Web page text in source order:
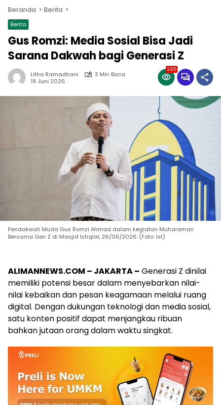
Beranda Berita
Berita
Gus Romzi: Media Sosial Bisa Jadi
Sarana Dakwah bagi Generasi Z
Litha Ramadhani
3 Min Baca
19 Juni 2026
295
Pendakwah Muda Gus Romzi Ahmad dalam kegiatan Muharaman
Bersama Gen Z di Masjid Istiqlal, 26/06/2026. (Foto: Ist)
ALIMANNEWS.COM – JAKARTA – Generasi Z dinilai
memiliki potensi besar dalam menyebarkan nilai-
nilai kebaikan dan pesan keagamaan melalui ruang
digital. Dengan dukungan teknologi dan media sosial,
satu konten positif dapat menjangkau ribuan
bahkan jutaan orang dalam waktu singkat.